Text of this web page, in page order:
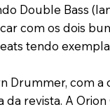
Double Bass
com os dois
tendo
Drummer, com a
revista. A Orion